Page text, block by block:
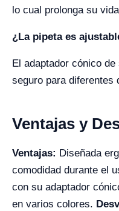
lo cual prolonga su
¿La pipeta es
El adaptador cónico
seguro para diferentes
Ventajas y
Ventajas: Diseñada
comodidad durante el
con su adaptador
en varios colores.